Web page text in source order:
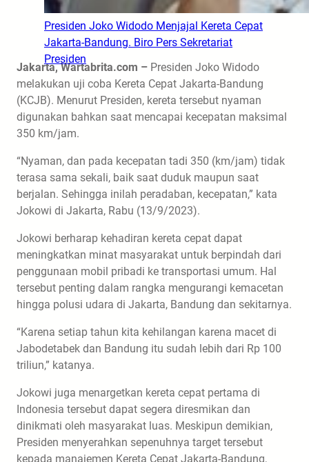
Presiden Joko Widodo Menjajal Kereta Cepat
Jakarta-Bandung. Biro Pers Sekretariat
Presiden
Jakarta, Wartabrita.com – Presiden Joko Widodo
melakukan uji coba Kereta Cepat Jakarta-Bandung
(KCJB). Menurut Presiden, kereta tersebut nyaman
digunakan bahkan saat mencapai kecepatan maksimal
350 km/jam.
“Nyaman, dan pada kecepatan tadi 350 (km/jam) tidak
terasa sama sekali, baik saat duduk maupun saat
berjalan. Sehingga inilah peradaban, kecepatan,” kata
Jokowi di Jakarta, Rabu (13/9/2023).
Jokowi berharap kehadiran kereta cepat dapat
meningkatkan minat masyarakat untuk berpindah dari
penggunaan mobil pribadi ke transportasi umum. Hal
tersebut penting dalam rangka mengurangi kemacetan
hingga polusi udara di Jakarta, Bandung dan sekitarnya.
“Karena setiap tahun kita kehilangan karena macet di
Jabodetabek dan Bandung itu sudah lebih dari Rp 100
triliun,” katanya.
Jokowi juga menargetkan kereta cepat pertama di
Indonesia tersebut dapat segera diresmikan dan
dinikmati oleh masyarakat luas. Meskipun demikian,
Presiden menyerahkan sepenuhnya target tersebut
kepada manajemen Kereta Cepat Jakarta-Bandung,